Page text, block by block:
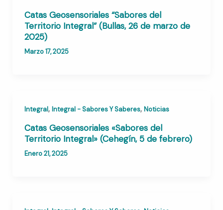
Catas Geosensoriales “Sabores del
Territorio Integral” (Bullas, 26 de marzo de
2025)
Marzo 17, 2025
Integral, Integral - Sabores Y Saberes, Noticias
Catas Geosensoriales «Sabores del
Territorio Integral» (Cehegín, 5 de febrero)
Enero 21, 2025